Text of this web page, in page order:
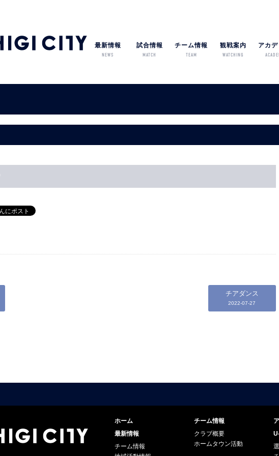
最新情報
NEWS
試合情報
MATCH
チーム情報
TEAM
観戦案内
WATCHING
アカ
チアダンス
2022-07-27
ホーム
最新情報
チーム情報
チーム情報
クラブ概要
ホームタウン活動